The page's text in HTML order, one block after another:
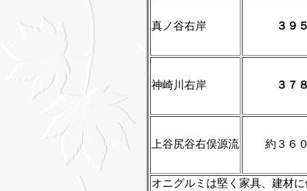
真ノ谷右岸 ３９
神崎川右岸 ３７
上谷尻谷右俣源流 約３６
オニグルミは堅く家具、建材